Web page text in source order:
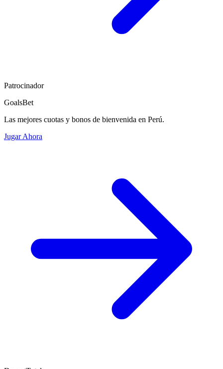
Patrocinador
GoalsBet
Las mejores cuotas y bonos de bienvenida en Perú.
Jugar Ahora